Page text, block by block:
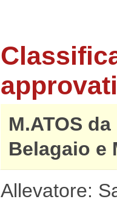
approvati
M.ATOS
Belagaio e
Allevatore: